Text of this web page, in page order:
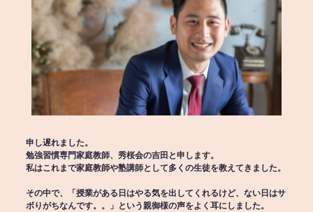
申し遅れました。
勉強習慣専門家庭教師、秀桜会の吉田と申します。
私はこれまで家庭教師や塾講師として多くの生徒を教えてきました。
その中で、「授業がある日はやる気を出してくれるけど、ない日はサ
ボりがちなんです。。」という親御様の声をよく耳にしました。